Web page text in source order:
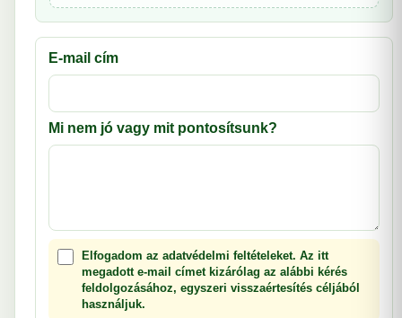
E-mail cím
Mi nem jó vagy mit pontosítsunk?
Elfogadom az adatvédelmi feltételeket. Az itt
megadott e-mail címet kizárólag az alábbi kérés
feldolgozásához, egyszeri visszaértesítés céljából
használjuk.